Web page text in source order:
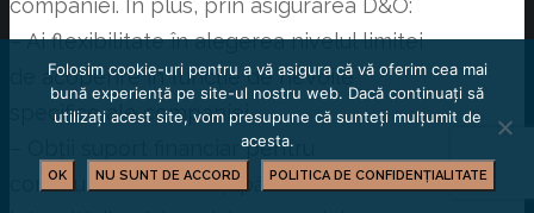
companiei. În plus, prin asigurarea D&O:
– Ai flexibilitate în alegerea nivelul limitei
de acoperire în funcție de nevoile
specifice ale companiei
– Obții suport financiar pentru
continuarea afacerii și păstrarea
Folosim cookie-uri pentru a vă asigura că vă oferim cea mai
bună experiență pe site-ul nostru web. Dacă continuați să
utilizați acest site, vom presupune că sunteți mulțumit de
acesta.
OK NU SUNT DE ACCORD POLITICA DE CONFIDENȚIALITATE